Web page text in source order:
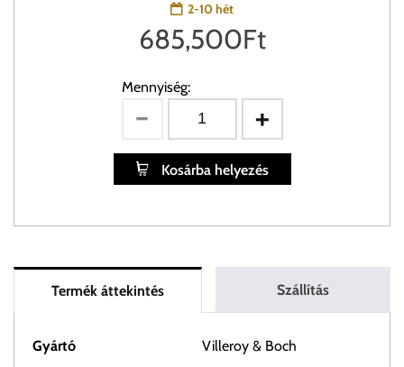
2-10 hét
685,500Ft
Mennyiség:
Kosárba helyezés
Termék áttekintés Szállítás
Gyártó
Villeroy & Boch